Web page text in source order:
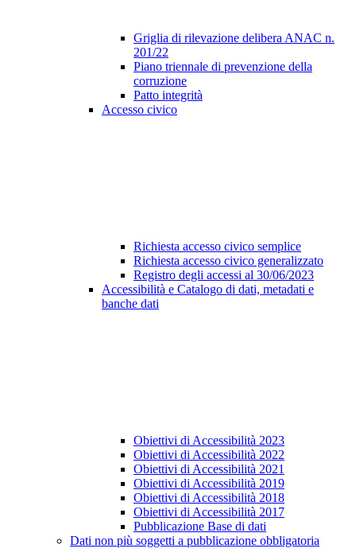
Griglia di rilevazione delibera ANAC n.
201/22
Piano triennale di prevenzione della
corruzione
Patto integrità
Accesso civico
Richiesta accesso civico semplice
Richiesta accesso civico generalizzato
Registro degli accessi al 30/06/2023
Accessibilità e Catalogo di dati, metadati e
banche dati
Obiettivi di Accessibilità 2023
Obiettivi di Accessibilità 2022
Obiettivi di Accessibilità 2021
Obiettivi di Accessibilità 2019
Obiettivi di Accessibilità 2018
Obiettivi di Accessibilità 2017
Pubblicazione Base di dati
Dati non più soggetti a pubblicazione obbligatoria